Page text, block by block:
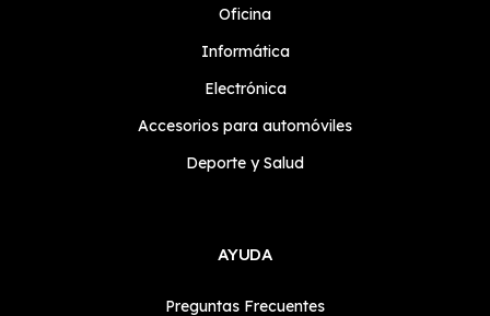
Oficina
Informática
Electrónica
Accesorios para automóviles
Deporte y Salud
AYUDA
Preguntas Frecuentes